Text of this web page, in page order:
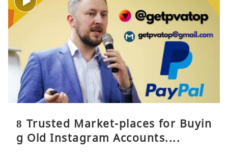
8 Trusted Market-places for Buyin
g Old Instagram Accounts....